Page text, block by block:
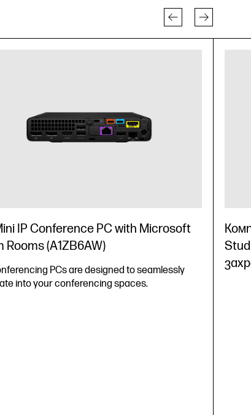
IP Conference PC with Microsoft
Rooms (A1ZB6AW)
PCs are designed to seamlessly
into your conferencing spaces.